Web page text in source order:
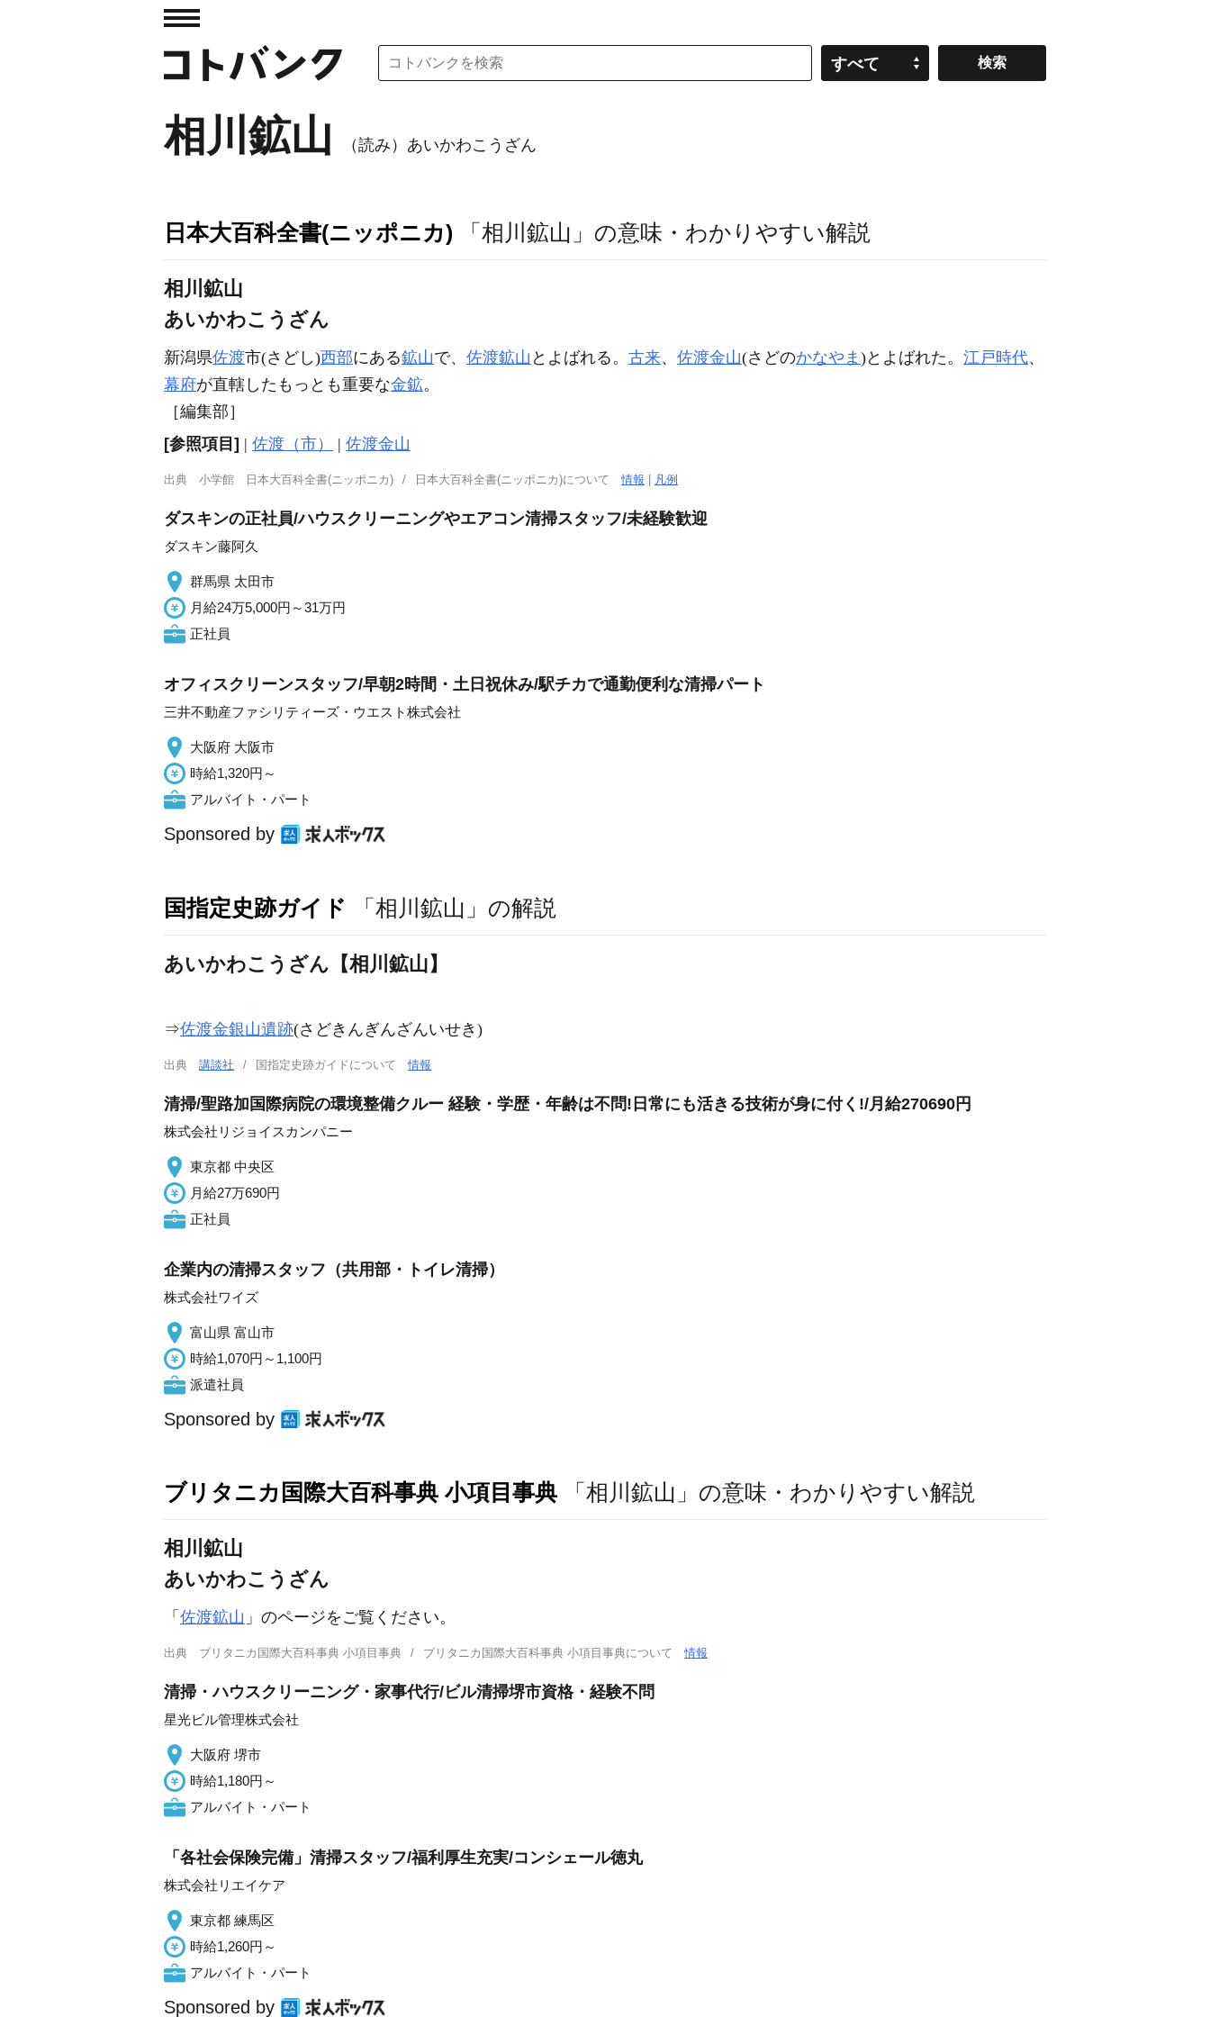
すべて
相川鉱山 （読み）あいかわこうざん
日本大百科全書(ニッポニカ) 「相川鉱山」の意味・わかりやすい解説
相川鉱山
あいかわこうざん
新潟県佐渡市(さどし)西部にある鉱山で、 佐渡鉱山 とよばれる。 古来、 佐渡金山(さどのかなやま )とよばれた。 江戸時代、
幕府が直轄したもっとも重要な金鉱。
［編集部］
[参照項目] | 佐渡（市） | 佐渡金山
出典 小学館 日本大百科全書(ニッポニカ) 日本大百科全書(ニッポニカ)について情報 凡例
ダスキンの正社員/ハウスクリーニングやエアコン清掃スタッフ/未経験歓迎
ダスキン藤阿久
群馬県 太田市
月給24万5,000円～31万円
正社員
オフィスクリーンスタッフ/早朝2時間・土日祝休み/駅チカで通勤便利な清掃パート
三井不動産ファシリティーズ・ウエスト株式会社
大阪府 大阪市
時給1,320円～
アルバイト・パート
Sponsored by
国指定史跡ガイド 「相川鉱山」の解説
あいかわこうざん【相川鉱山】
⇒佐渡金銀山遺跡(さどきんぎんざんいせき )
出典 講談社 国指定史跡ガイドについて情報
清掃/聖路加国際病院の環境整備クルー 経験・学歴・年齢は不問!日常にも活きる技術が身に付く!/月給270690円
株式会社リジョイスカンパニー
東京都 中央区
月給27万690円
正社員
企業内の清掃スタッフ（共用部・トイレ清掃）
株式会社ワイズ
富山県 富山市
時給1,070円～1,100円
派遣社員
Sponsored by
ブリタニカ国際大百科事典 小項目事典 「相川鉱山」の意味・わかりやすい解説
相川鉱山
あいかわこうざん
「 佐渡鉱山 」のページをご覧ください。
出典 ブリタニカ国際大百科事典 小項目事典 ブリタニカ国際大百科事典 小項目事典について情報
清掃・ハウスクリーニング・家事代行/ビル清掃堺市資格・経験不問
星光ビル管理株式会社
大阪府 堺市
時給1,180円～
アルバイト・パート
「各社会保険完備」清掃スタッフ/福利厚生充実/コンシェール徳丸
株式会社リエイケア
東京都 練馬区
時給1,260円～
アルバイト・パート
Sponsored by